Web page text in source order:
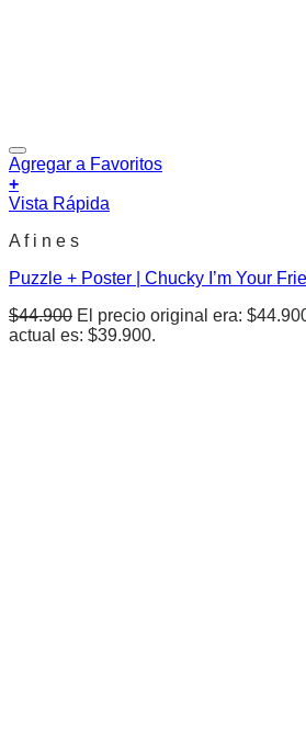
Agregar a Favoritos
+
Vista Rápida
A f i n e s
Puzzle + Poster | Chucky I’m Your
$44.900 El precio original era:
actual es: $39.900.